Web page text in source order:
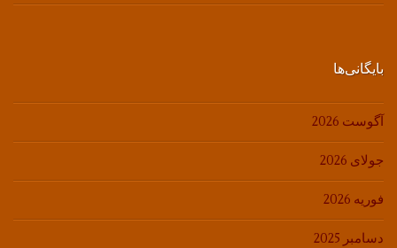
بایگانی‌ها
آگوست 2026
جولای 2026
فوریه 2026
دسامبر 2025